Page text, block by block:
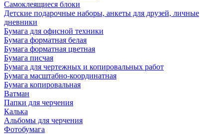
Самоклеящиеся блоки
Детские подарочные наборы, анкеты для друзей, личные
дневники
Бумага для офисной техники
Бумага форматная белая
Бумага форматная цветная
Бумага писчая
Бумага для чертежных и копировальных работ
Бумага масштабно-координатная
Бумага копировальная
Ватман
Папки для черчения
Калька
Альбомы для черчения
Фотобумага